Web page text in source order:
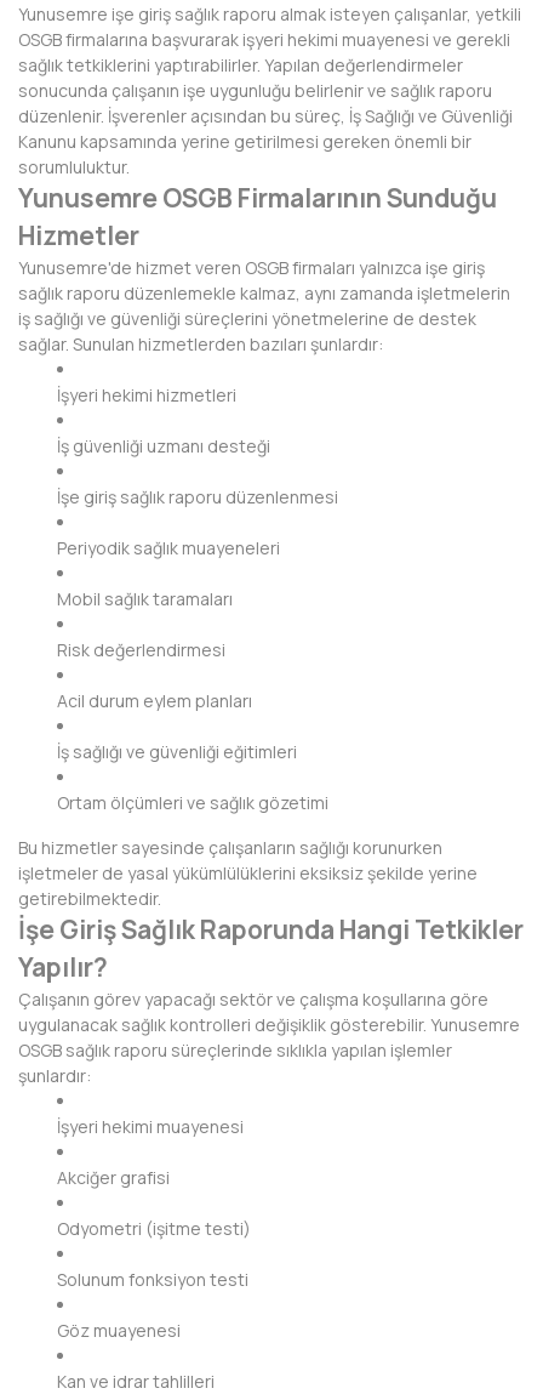
BAYBURT
BİLECİK
BİNGÖL
BİTLİS
BOLU
BURDUR
BURSA
ÇANAKKALE
ÇANKIRI
ÇORUM
DENİZLİ
DİYARBAKIR
DÜZCE
EDİRNE
ELAZIĞ
ERZİNCAN
ERZURUM
ESKİŞEHİR
GAZİANTEP
GİRESUN
GÜMÜŞHANE
HATAY
IĞDIR
ISPARTA
KAHRAMANMARAŞ
Yunusemre işe giriş sağlık raporu almak isteyen çalışanlar, yetkili
OSGB firmalarına başvurarak işyeri hekimi muayenesi ve gerekli
sağlık tetkiklerini yaptırabilirler. Yapılan değerlendirmeler
sonucunda çalışanın işe uygunluğu belirlenir ve sağlık raporu
düzenlenir. İşverenler açısından bu süreç, İş Sağlığı ve Güvenliği
Kanunu kapsamında yerine getirilmesi gereken önemli bir
sorumluluktur.
Yunusemre OSGB Firmalarının Sunduğu
Hizmetler
Yunusemre'de hizmet veren OSGB firmaları yalnızca işe giriş
sağlık raporu düzenlemekle kalmaz, aynı zamanda işletmelerin
iş sağlığı ve güvenliği süreçlerini yönetmelerine de destek
sağlar. Sunulan hizmetlerden bazıları şunlardır:
İşyeri hekimi hizmetleri
İş güvenliği uzmanı desteği
İşe giriş sağlık raporu düzenlenmesi
Periyodik sağlık muayeneleri
Mobil sağlık taramaları
Risk değerlendirmesi
Acil durum eylem planları
İş sağlığı ve güvenliği eğitimleri
Ortam ölçümleri ve sağlık gözetimi
Bu hizmetler sayesinde çalışanların sağlığı korunurken
işletmeler de yasal yükümlülüklerini eksiksiz şekilde yerine
getirebilmektedir.
İşe Giriş Sağlık Raporunda Hangi Tetkikler
Yapılır?
Çalışanın görev yapacağı sektör ve çalışma koşullarına göre
uygulanacak sağlık kontrolleri değişiklik gösterebilir. Yunusemre
OSGB sağlık raporu süreçlerinde sıklıkla yapılan işlemler
şunlardır:
İşyeri hekimi muayenesi
Akciğer grafisi
Odyometri (işitme testi)
Solunum fonksiyon testi
Göz muayenesi
Kan ve idrar tahlilleri